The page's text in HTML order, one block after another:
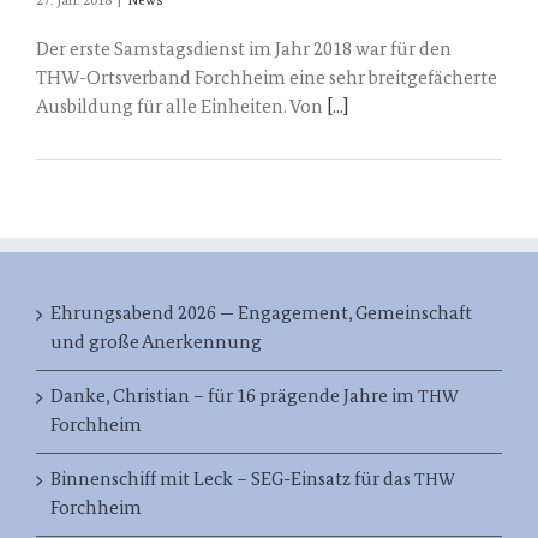
Der erste Samstagsdienst im Jahr 2018 war für den
THW-Ortsverband Forchheim eine sehr breitgefächerte
Ausbildung für alle Einheiten. Von [...]
Ehrungsabend 2026 — Engagement, Gemeinschaft
und große Anerkennung
Danke, Christian – für 16 prägende Jahre im THW
Forchheim
Binnenschiff mit Leck – SEG-Einsatz für das THW
Forchheim